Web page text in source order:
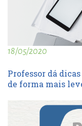
18/05/2020
Professor dá
de forma mais